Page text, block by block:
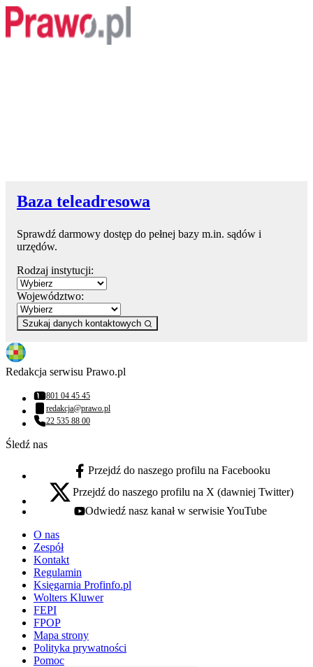
Baza teleadresowa
Sprawdź darmowy dostęp do pełnej bazy m.in. sądów i
urzędów.
Rodzaj instytucji:
Województwo:
Szukaj danych kontaktowych
Redakcja serwisu Prawo.pl
Numer telefonu:
801 04 45 45
Adres email:
redakcja@prawo.pl
Numer telefonu:
22 535 88 00
Śledź nas
facebook - otwiera się w nowej karcie
Przejdź do naszego profilu na Facebooku
x - otwiera się w nowej karcie
Przejdź do naszego profilu na X (dawniej Twitter)
youtube - otwiera się w nowej karcie
Odwiedź nasz kanał w serwisie YouTube
O nas
Zespół
Kontakt
Regulamin
Księgarnia Profinfo.pl
Wolters Kluwer
FEPI
FPOP
Mapa strony
Polityka prywatności
Pomoc